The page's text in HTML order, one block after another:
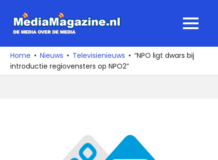
naar
media
over
de
MENU
Home Nieuws Televisienieuws
“NPO ligt dwars bij
introductie regiovensters op NPO2”